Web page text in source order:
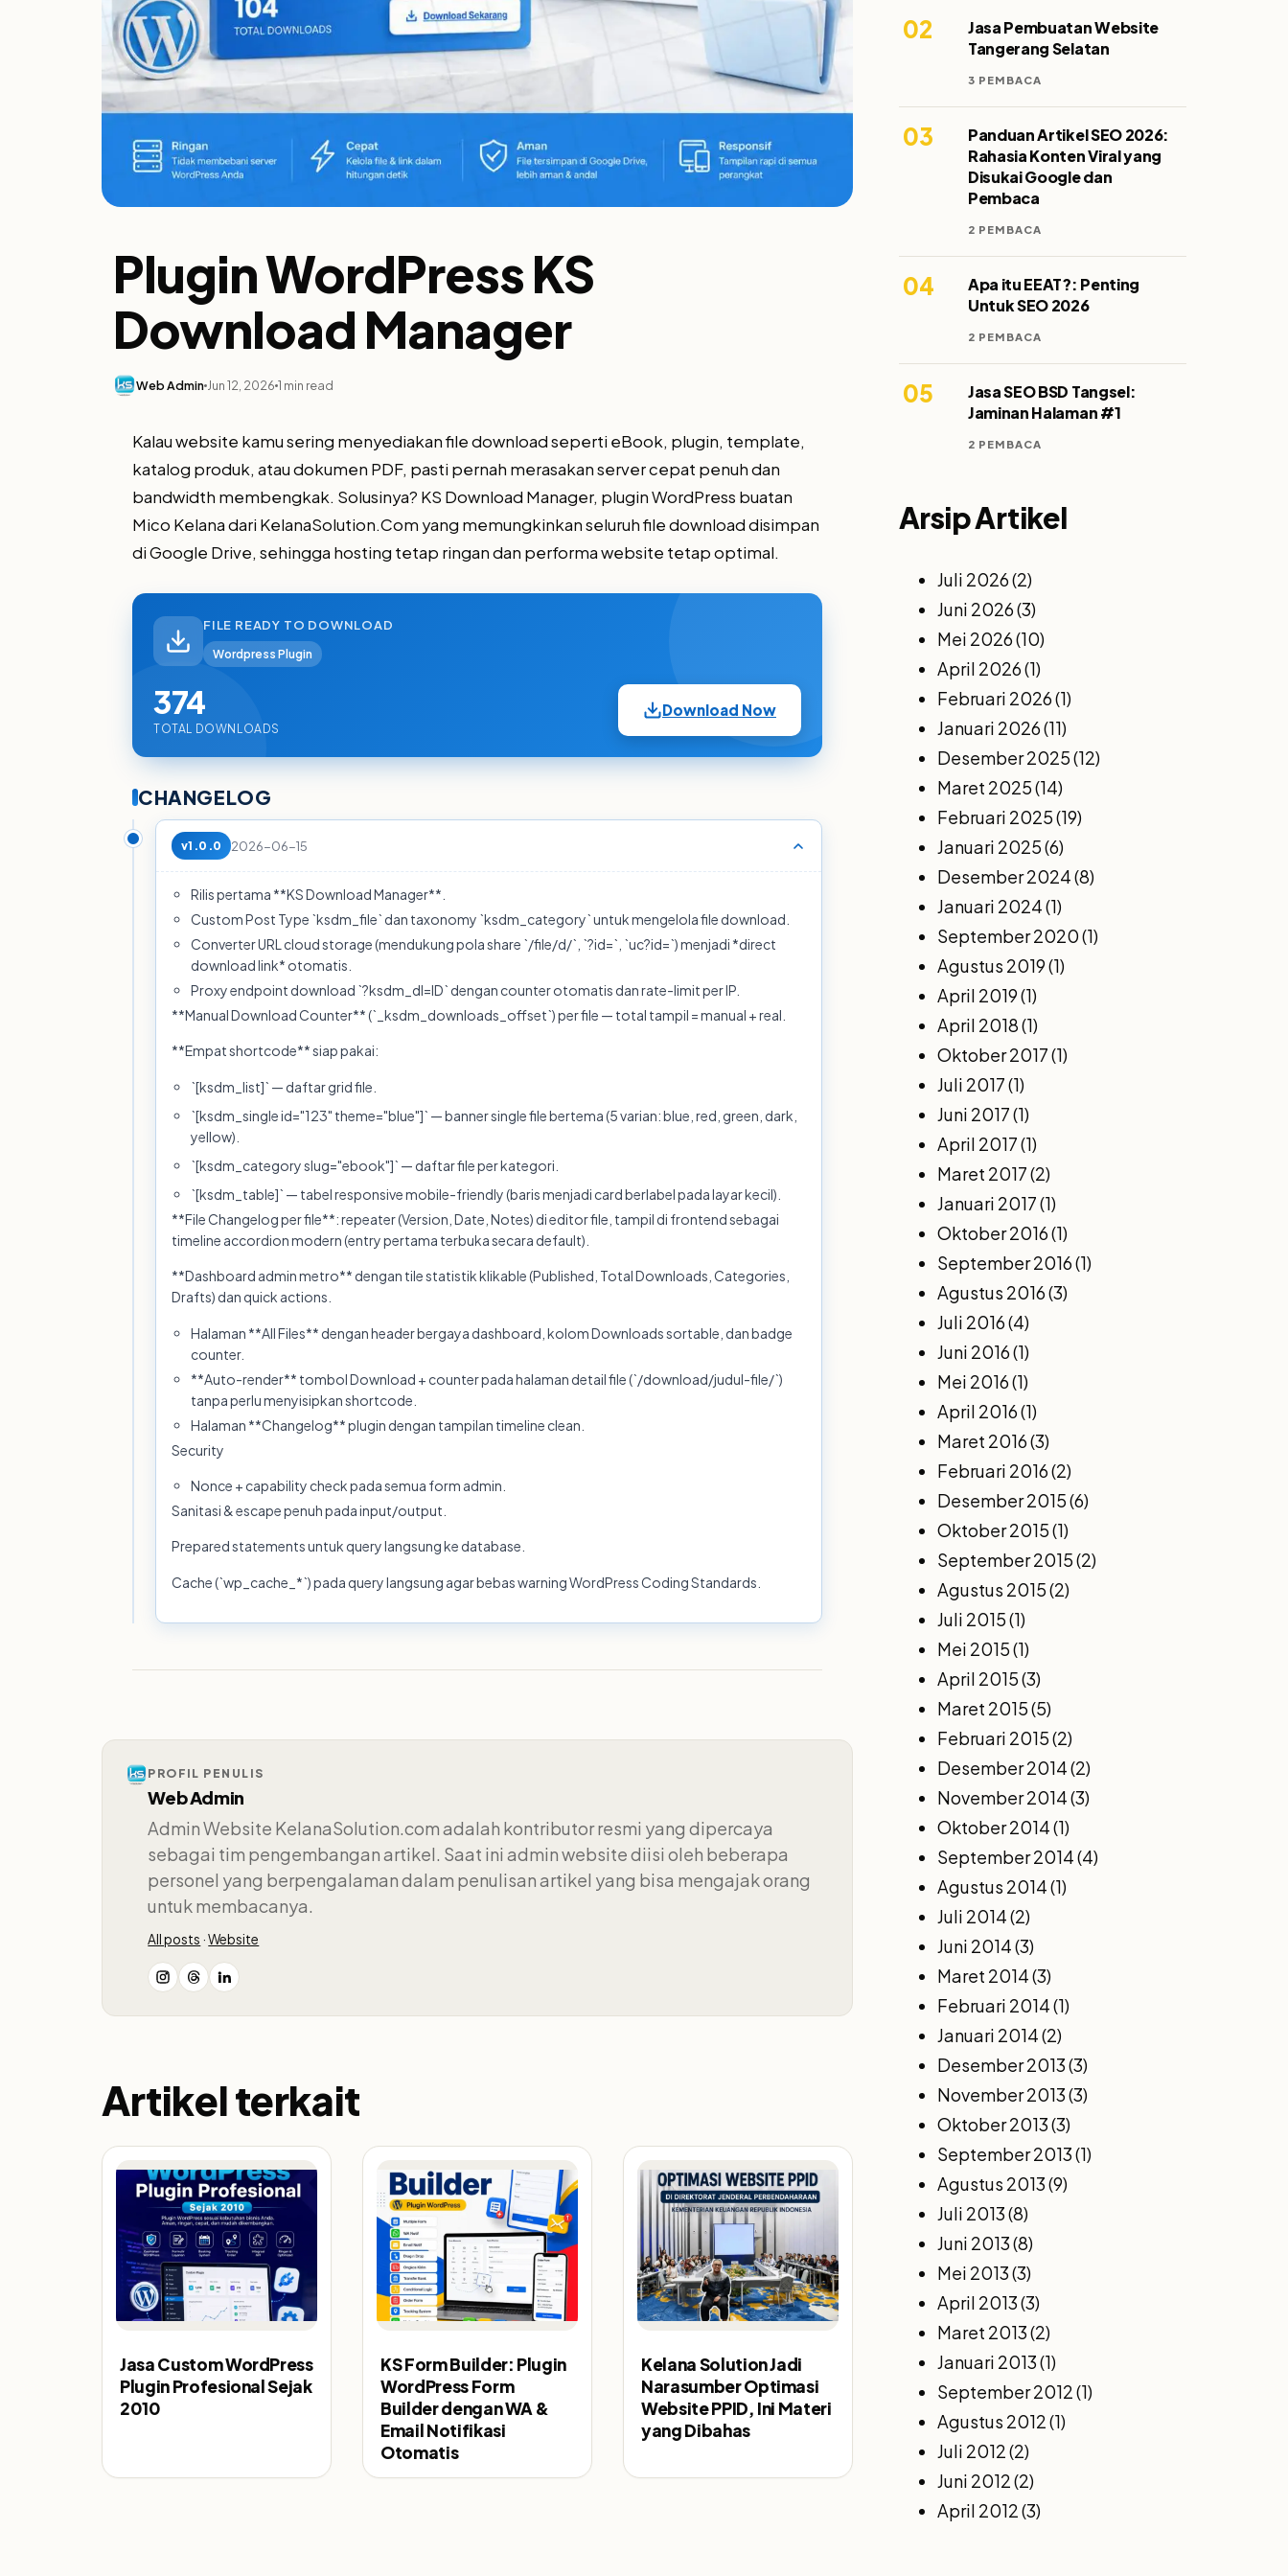
Plugin WordPress KS
Download Manager
Web Admin Jun 12, 2026 1 min read
Kalau website kamu sering menyediakan file download seperti eBook, plugin, template,
katalog produk, atau dokumen PDF, pasti pernah merasakan server cepat penuh dan
bandwidth membengkak. Solusinya? KS Download Manager, plugin WordPress buatan
Mico Kelana dari KelanaSolution.Com yang memungkinkan seluruh file download disimpan
di Google Drive, sehingga hosting tetap ringan dan performa website tetap optimal.
FILE READY TO DOWNLOAD
Wordpress Plugin
374
TOTAL DOWNLOADS
Download Now
CHANGELOG
v1.0.0 2026-06-15
Rilis pertama **KS Download Manager**.
Custom Post Type `ksdm_file` dan taxonomy `ksdm_category` untuk mengelola file download.
Converter URL cloud storage (mendukung pola share `/file/d/`, `?id=`, `uc?id=`) menjadi *direct
download link* otomatis.
Proxy endpoint download `?ksdm_dl=ID` dengan counter otomatis dan rate-limit per IP.
**Manual Download Counter** (`_ksdm_downloads_offset`) per file — total tampil = manual + real.
**Empat shortcode** siap pakai:
`[ksdm_list]` — daftar grid file.
`[ksdm_single id="123" theme="blue"]` — banner single file bertema (5 varian: blue, red, green, dark,
yellow).
`[ksdm_category slug="ebook"]` — daftar file per kategori.
`[ksdm_table]` — tabel responsive mobile-friendly (baris menjadi card berlabel pada layar kecil).
**File Changelog per file**: repeater (Version, Date, Notes) di editor file, tampil di frontend sebagai
timeline accordion modern (entry pertama terbuka secara default).
**Dashboard admin metro** dengan tile statistik klikable (Published, Total Downloads, Categories,
Drafts) dan quick actions.
Halaman **All Files** dengan header bergaya dashboard, kolom Downloads sortable, dan badge
counter.
**Auto-render** tombol Download + counter pada halaman detail file (`/download/judul-file/`)
tanpa perlu menyisipkan shortcode.
Halaman **Changelog** plugin dengan tampilan timeline clean.
Security
Nonce + capability check pada semua form admin.
Sanitasi & escape penuh pada input/output.
Prepared statements untuk query langsung ke database.
Cache (`wp_cache_*`) pada query langsung agar bebas warning WordPress Coding Standards.
PROFIL PENULIS
Web Admin
Admin Website KelanaSolution.com adalah kontributor resmi yang dipercaya
sebagai tim pengembangan artikel. Saat ini admin website diisi oleh beberapa
personel yang berpengalaman dalam penulisan artikel yang bisa mengajak orang
untuk membacanya.
All posts ·Website
Artikel terkait
Jasa Custom WordPress
Plugin Profesional Sejak
2010
KS Form Builder: Plugin
WordPress Form
Builder dengan WA &
Email Notifikasi
Otomatis
Kelana Solution Jadi
Narasumber Optimasi
Website PPID, Ini Materi
yang Dibahas
02
Jasa Pembuatan Website
Tangerang Selatan
3 PEMBACA
03
Panduan Artikel SEO 2026:
Rahasia Konten Viral yang
Disukai Google dan
Pembaca
2 PEMBACA
04
Apa itu EEAT?: Penting
Untuk SEO 2026
2 PEMBACA
05
Jasa SEO BSD Tangsel:
Jaminan Halaman #1
2 PEMBACA
Arsip Artikel
Juli 2026(2)
Juni 2026(3)
Mei 2026(10)
April 2026(1)
Februari 2026(1)
Januari 2026(11)
Desember 2025(12)
Maret 2025(14)
Februari 2025(19)
Januari 2025(6)
Desember 2024(8)
Januari 2024(1)
September 2020(1)
Agustus 2019(1)
April 2019(1)
April 2018(1)
Oktober 2017(1)
Juli 2017(1)
Juni 2017(1)
April 2017(1)
Maret 2017(2)
Januari 2017(1)
Oktober 2016(1)
September 2016(1)
Agustus 2016(3)
Juli 2016(4)
Juni 2016(1)
Mei 2016(1)
April 2016(1)
Maret 2016(3)
Februari 2016(2)
Desember 2015(6)
Oktober 2015(1)
September 2015(2)
Agustus 2015(2)
Juli 2015(1)
Mei 2015(1)
April 2015(3)
Maret 2015(5)
Februari 2015(2)
Desember 2014(2)
November 2014(3)
Oktober 2014(1)
September 2014(4)
Agustus 2014(1)
Juli 2014(2)
Juni 2014(3)
Maret 2014(3)
Februari 2014(1)
Januari 2014(2)
Desember 2013(3)
November 2013(3)
Oktober 2013(3)
September 2013(1)
Agustus 2013(9)
Juli 2013(8)
Juni 2013(8)
Mei 2013(3)
April 2013(3)
Maret 2013(2)
Januari 2013(1)
September 2012(1)
Agustus 2012(1)
Juli 2012(2)
Juni 2012(2)
April 2012(3)